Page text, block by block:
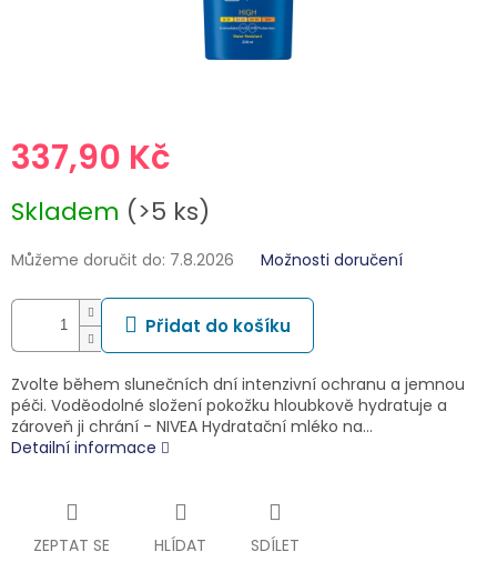
337,90 Kč
cena:
Skladem (>5 ks)
Můžeme doručit do: 7.8.2026 Možnosti doručení
Přidat do košíku
Zvolte během slunečních dní intenzivní ochranu a jemnou
péči. Voděodolné složení pokožku hloubkově hydratuje a
zároveň ji chrání - NIVEA Hydratační mléko na…
Detailní informace
ZEPTAT SE HLÍDAT SDÍLET